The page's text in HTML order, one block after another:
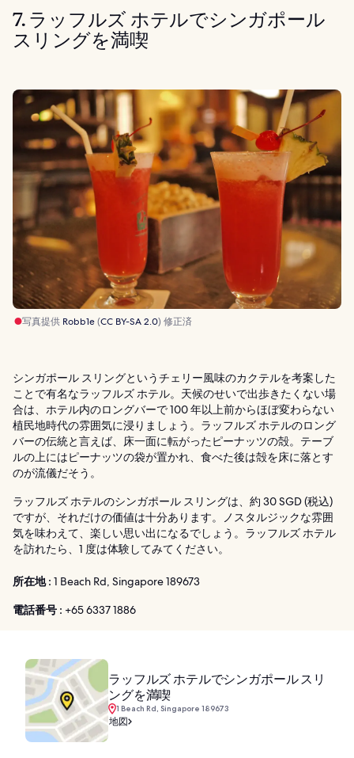
7. ラッフルズ ホテルでシンガポール
スリングを満喫
写真提供 Robb1e(CC BY-SA 2.0) 修正済
シンガポール スリングというチェリー風味のカクテルを考案した
ことで有名なラッフルズ ホテル。天候のせいで出歩きたくない場
合は、ホテル内のロングバーで 100 年以上前からほぼ変わらない
植民地時代の雰囲気に浸りましょう。ラッフルズ ホテルのロング
バーの伝統と言えば、床一面に転がったピーナッツの殻。テーブ
ルの上にはピーナッツの袋が置かれ、食べた後は殻を床に落とす
のが流儀だそう。
ラッフルズ ホテルのシンガポール スリングは、約 30 SGD (税込)
ですが、それだけの価値は十分あります。ノスタルジックな雰囲
気を味わえて、楽しい思い出になるでしょう。ラッフルズ ホテル
を訪れたら、1 度は体験してみてください。
所在地 : 1 Beach Rd, Singapore 189673
電話番号 : +65 6337 1886
ラッフルズ ホテルでシンガポール スリ
ングを満喫
1 Beach Rd, Singapore 189673
地図